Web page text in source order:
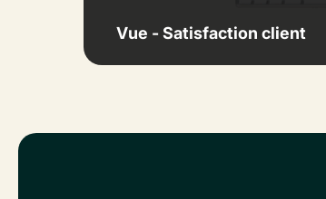
Vue - Satisfaction client